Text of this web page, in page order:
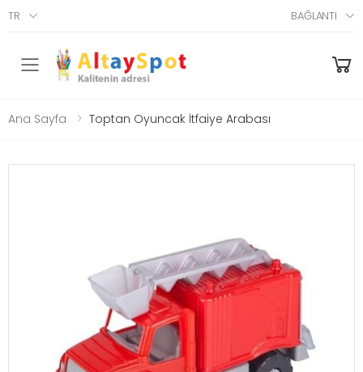
TR BAĞLANTI
Menü
Ana Sayfa Toptan Oyuncak İtfaiye Arabası